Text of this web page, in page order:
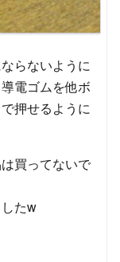
らないように
電ゴムを他ボ
押せるように
買ってないで
たw